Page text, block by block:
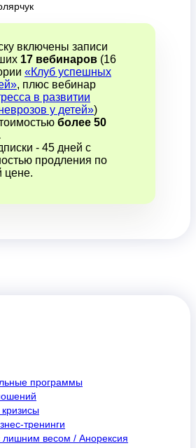
включены записи
17 вебинаров (16
«Клуб успешных
, плюс вебинар
в развитии
у детей»)
более 50
- 45 дней с
продления по
цене.
программы
тренинги
весом / Анорексия